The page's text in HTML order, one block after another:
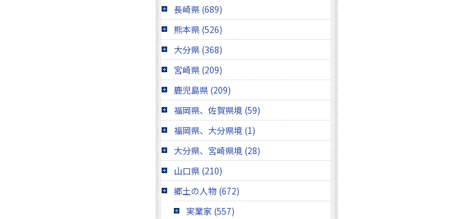
長崎県 (689)
熊本県 (526)
大分県 (368)
宮崎県 (209)
鹿児島県 (209)
福岡県、佐賀県境 (59)
福岡県、大分県境 (1)
大分県、宮崎県境 (28)
山口県 (210)
郷土の人物 (672)
実業家 (557)